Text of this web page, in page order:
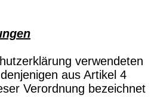
verwendeten
aus Artikel 4
Verordnung bezeichnet